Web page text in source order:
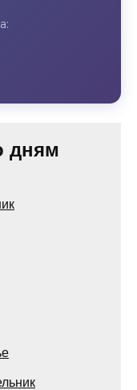
дням